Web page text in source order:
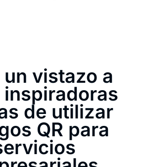
un vistazo a
inspiradoras
de utilizar
QR para